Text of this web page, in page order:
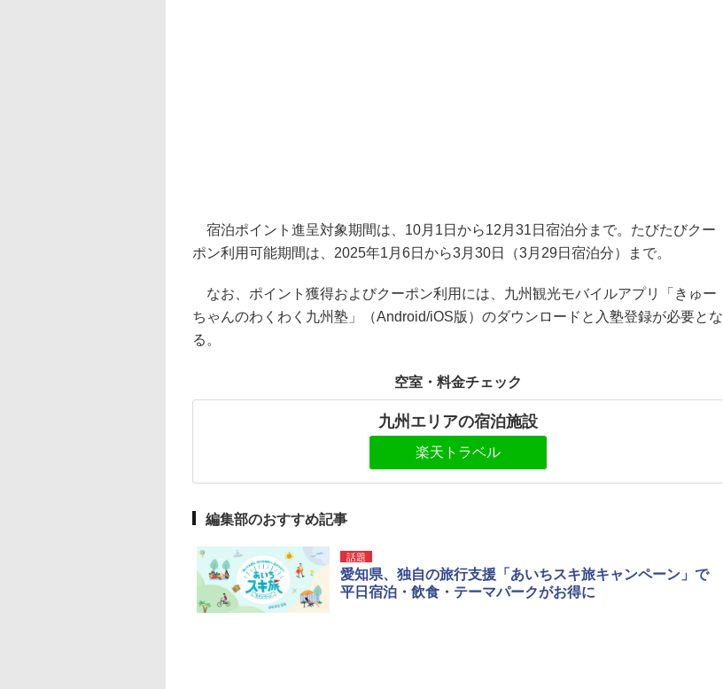
宿泊ポイント進呈対象期間は、10月1日から12月31日宿泊分まで。たびたびクー
ポン利用可能期間は、2025年1月6日から3月30日（3月29日宿泊分）まで。
なお、ポイント獲得およびクーポン利用には、九州観光モバイルアプリ「きゅー
ちゃんのわくわく九州塾」（Android/iOS版）のダウンロードと入塾登録が必要とな
る。
空室・料金チェック
九州エリアの宿泊施設
楽天トラベル
編集部のおすすめ記事
話題
愛知県、独自の旅行支援「あいちスキ旅キャンペーン」で
平日宿泊・飲食・テーマパークがお得に